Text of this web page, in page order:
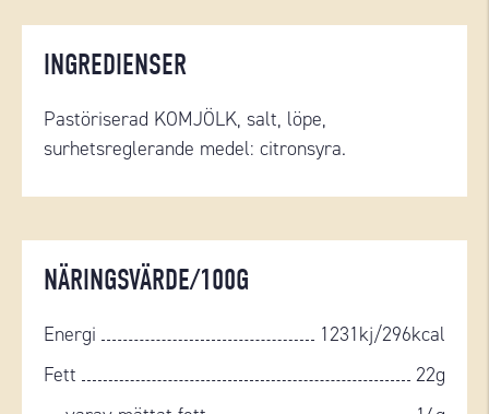
INGREDIENSER
Pastöriserad KOMJÖLK, salt, löpe,
surhetsreglerande medel: citronsyra.
NÄRINGSVÄRDE/100G
Energi
1231kj/296kcal
Fett
22g